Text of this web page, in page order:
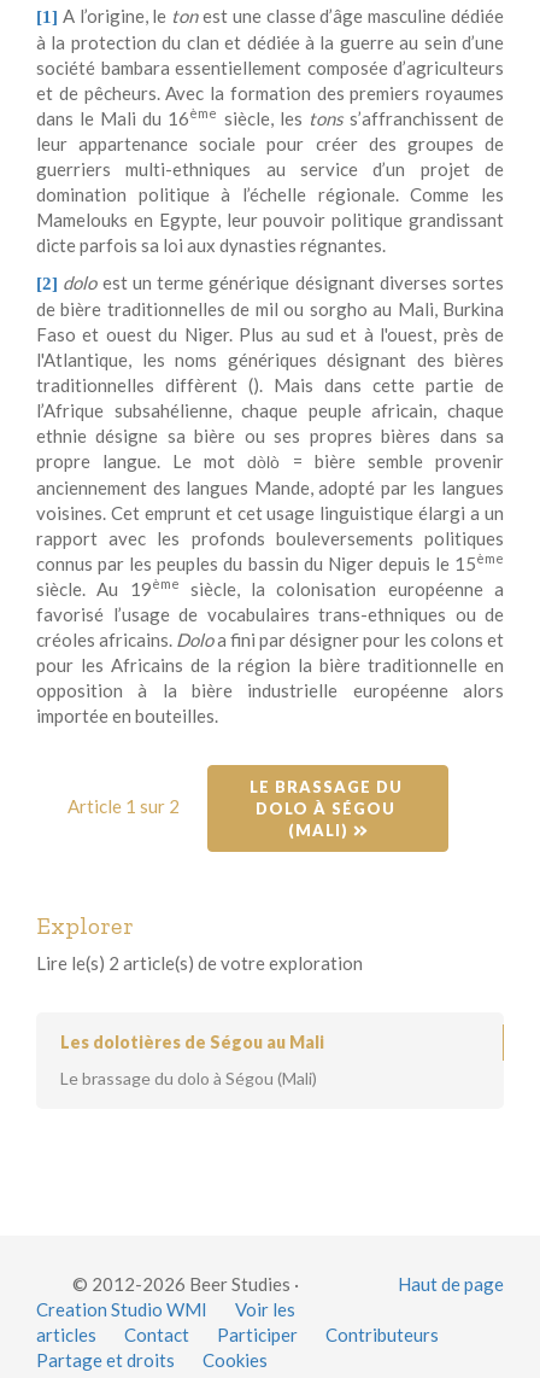
[1] A l’origine, le tonest une classe d’âge masculine dédiée
à la protection du clan et dédiée à la guerre au sein d’une
société bambara essentiellement composée d’agriculteurs
et de pêcheurs. Avec la formation des premiers royaumes
dans le Mali du 16ème siècle, les tonss’affranchissent de
leur appartenance sociale pour créer des groupes de
guerriers multi-ethniques au service d’un projet de
domination politique à l’échelle régionale. Comme les
Mamelouks en Egypte, leur pouvoir politique grandissant
dicte parfois sa loi aux dynasties régnantes.
[2] doloest un terme générique désignant diverses sortes
de bière traditionnelles de mil ou sorgho au Mali, Burkina
Faso et ouest du Niger. Plus au sud et à l'ouest, près de
l'Atlantique, les noms génériques désignant des bières
traditionnelles diffèrent (). Mais dans cette partie de
l’Afrique subsahélienne, chaque peuple africain, chaque
ethnie désigne sa bière ou ses propres bières dans sa
propre langue. Le mot dòlò
= bière semble provenir
anciennement des langues Mande, adopté par les langues
voisines. Cet emprunt et cet usage linguistique élargi a un
rapport avec les profonds bouleversements politiques
connus par les peuples du bassin du Niger depuis le 15ème
siècle. Au 19ème
siècle, la colonisation européenne a
favorisé l’usage de vocabulaires trans-ethniques ou de
créoles africains. Doloa fini par désigner pour les colons et
pour les Africains de la région la bière traditionnelle en
opposition à la bière industrielle européenne alors
importée en bouteilles.
Article 1 sur 2
LE BRASSAGE DU
DOLO À SÉGOU
(MALI)
Explorer
Lire le(s) 2 article(s) de votre exploration
Les dolotières de Ségou au Mali
Le brassage du dolo à Ségou (Mali)
Haut de page
© 2012-2026 Beer Studies ·
Creation Studio WMI
Voir les
articles
Contact Participer
Contributeurs
Partage et droits
Cookies